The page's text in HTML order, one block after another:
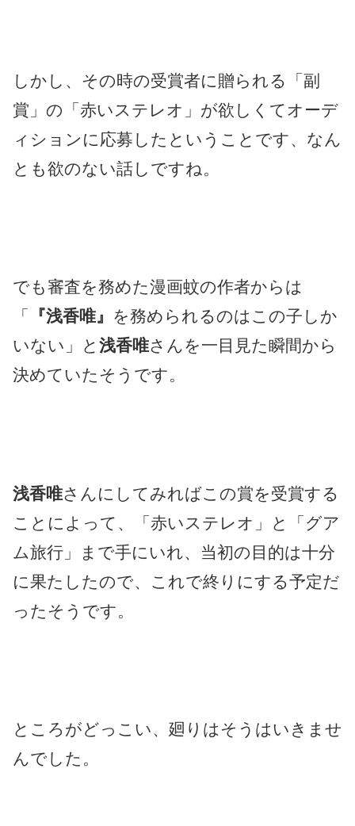
しかし、その時の受賞者に贈られる「副
賞」の「赤いステレオ」が欲しくてオーデ
ィションに応募したということです、なん
とも欲のない話しですね。
でも審査を務めた漫画蚊の作者からは
「
『浅香唯』 を務められるのはこの子しか
いない」と 浅香唯さんを一目見た瞬間から
決めていたそうです。
浅香唯さんにしてみればこの賞を受賞する
ことによって、「赤いステレオ」と「グア
ム旅行」まで手にいれ、当初の目的は十分
に果たしたので、これで終りにする予定だ
ったそうです。
ところがどっこい、廻りはそうはいきませ
んでした。